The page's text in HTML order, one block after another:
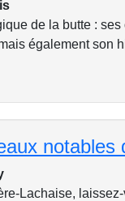
de la butte :
également son
Lachaise,